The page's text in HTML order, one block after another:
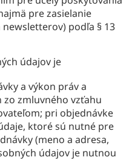
pre zasielanie
podľa § 13
údajov je
a výkon práv a
zmluvného vzťahu
pri objednávke
ktoré sú nutné pre
(meno a adresa,
údajov je nutnou